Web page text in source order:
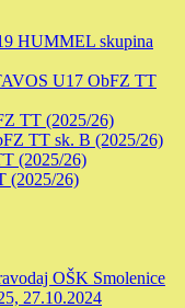
HUMMEL skupina
U17 ObFZ TT
TT (2025/26)
TT sk. B (2025/26)
(2025/26)
(2025/26)
OŠK Smolenice
27.10.2024